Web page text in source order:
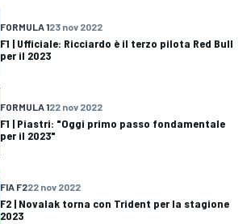
FORMULA 123 nov 2022
F1 | Ufficiale: Ricciardo è il terzo pilota Red Bull
per il 2023
FORMULA 122 nov 2022
F1 | Piastri: "Oggi primo passo fondamentale
per il 2023"
FIA F222 nov 2022
F2 | Novalak torna con Trident per la stagione
2023